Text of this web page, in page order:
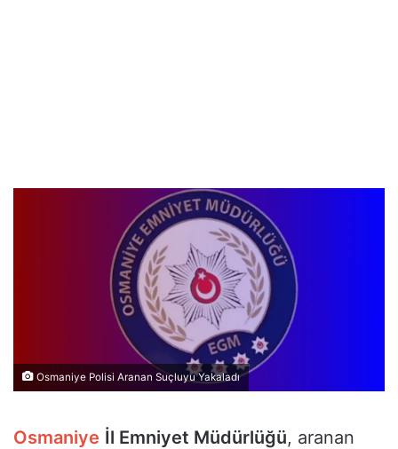
Osmaniye Polisi Aranan Suçluyu Yakaladı
Osmaniye İl Emniyet Müdürlüğü, aranan